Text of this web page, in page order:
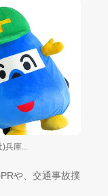
兵庫...
や、交通事故撲